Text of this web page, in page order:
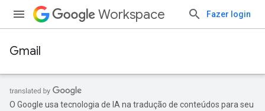
Workspace Fazer login
Gmail
O Google usa tecnologia de IA na tradução de conteúdos para seu